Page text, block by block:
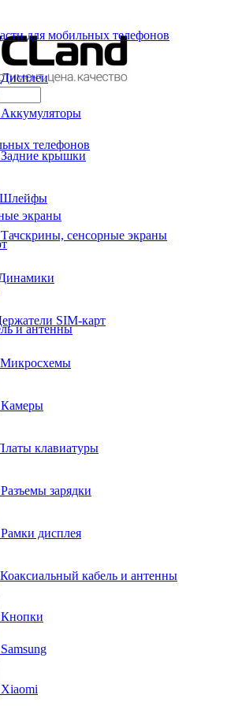
телефонов
экраны
и антенны
для мобильных телефонов
Дисплеи
Аккумуляторы
Задние крышки
Шлейфы
Тачскрины, сенсорные экраны
SIM-карт
Микросхемы
Камеры
клавиатуры
Разъемы зарядки
Рамки дисплея
Коаксиальный кабель и антенны
Кнопки
Samsung
Xiaomi